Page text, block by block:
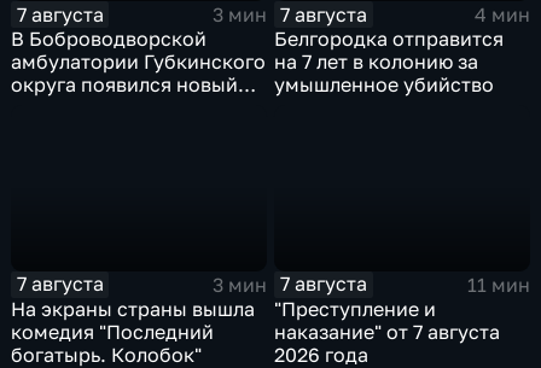
7 августа
3 мин
В Боброводворской
амбулатории Губкинского
округа появился новый
7 августа
4 мин
Белгородка отправится
на 7 лет в колонию за
умышленное убийство
7 августа
3 мин
На экраны страны вышла
комедия "Последний
богатырь. Колобок"
7 августа
11 мин
"Преступление и
наказание" от 7 августа
2026 года